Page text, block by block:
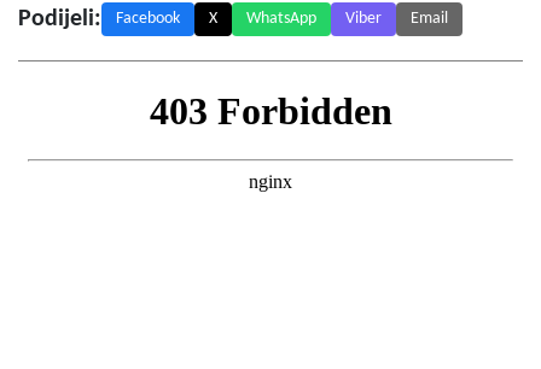
Podijeli: Facebook X WhatsApp Viber Email